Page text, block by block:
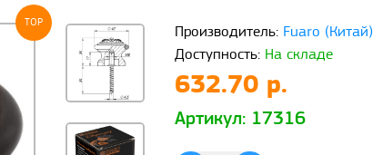
TOP
Производитель: Fuaro (Китай)
Доступность: На складе
632.70 р.
Артикул: 17316